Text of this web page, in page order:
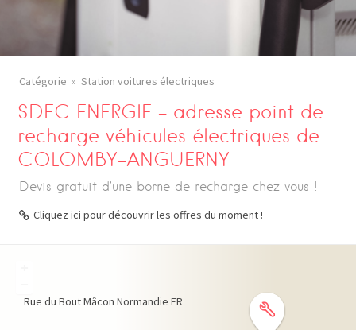
Catégorie Station voitures électriques
SDEC ENERGIE – adresse point de
recharge véhicules électriques de
COLOMBY-ANGUERNY
Devis gratuit d’une borne de recharge chez vous !
Cliquez ici pour découvrir les offres du moment !
Rue du Bout Mâcon Normandie FR